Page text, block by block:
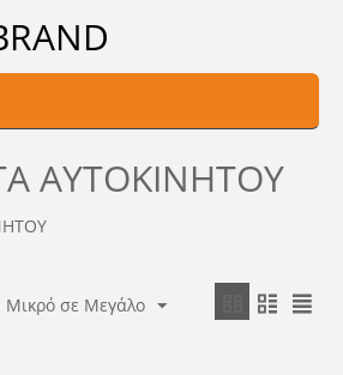
ΑΥΤΟΚΙΝΗΤΟΥ
Μικρό σε Μεγάλο